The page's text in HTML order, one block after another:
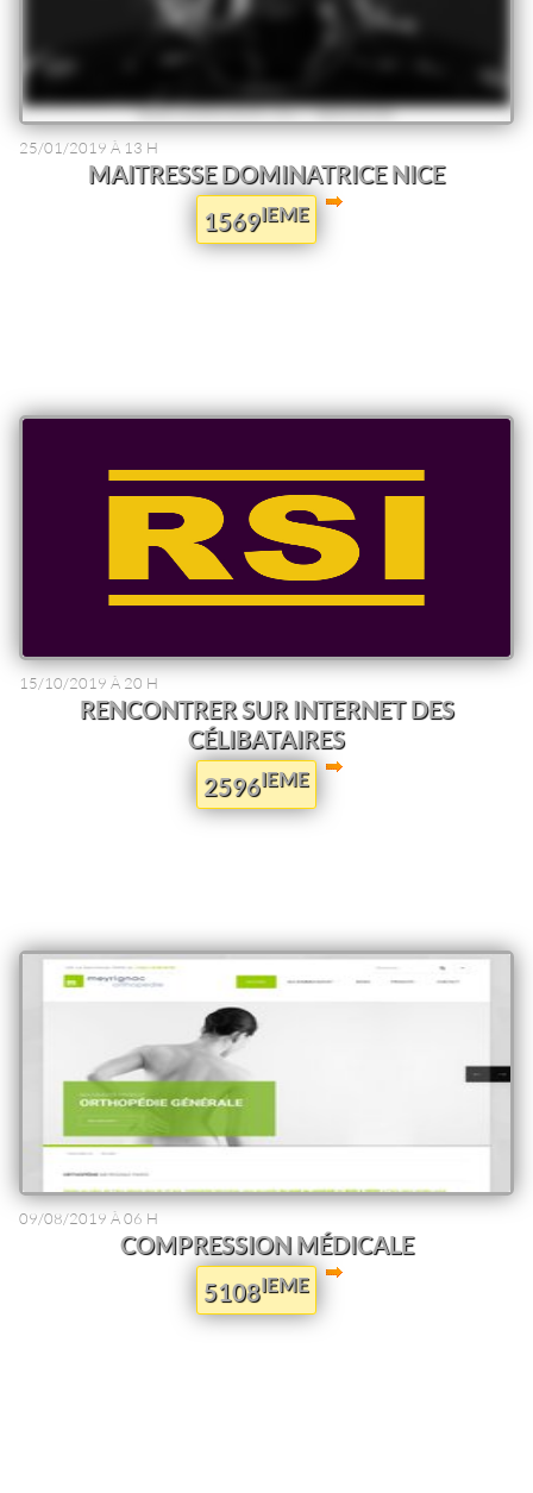
25/01/2019 À 13 H
MAITRESSE DOMINATRICE NICE
1569IEME
15/10/2019 À 20 H
RENCONTRER SUR INTERNET DES
CÉLIBATAIRES
2596IEME
09/08/2019 À 06 H
COMPRESSION MÉDICALE
5108IEME